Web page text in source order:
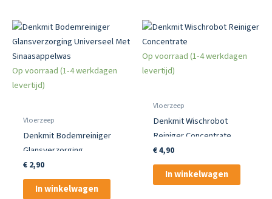
Op voorraad (1-4 werkdagen
levertijd)
Vloerzeep
Denkmit Bodemreiniger
Glansverzorging
Universeel Met
Sinaasappelwas
€2,90
In winkelwagen
Op voorraad (1-4 werkdagen
levertijd)
Vloerzeep
Denkmit Wischrobot
Reiniger Concentrate
€4,90
In winkelwagen